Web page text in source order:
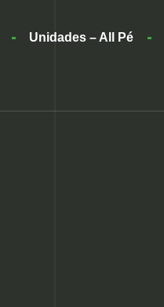
Unidades – All Pé